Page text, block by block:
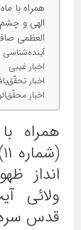
الهی و چشم
العظمی
آینده‌شناسی
اخبار غیبی
اخبار
اخبار
همراه
انداز
ولائی
قدس